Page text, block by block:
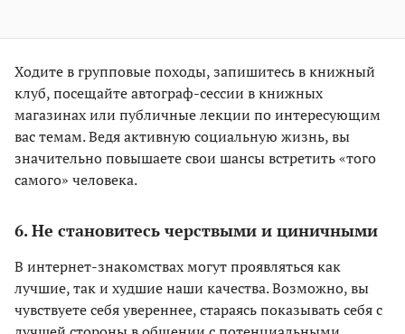
Ходите в групповые походы, запишитесь в книжный
клуб, посещайте автограф-сессии в книжных
магазинах или публичные лекции по интересующим
вас темам. Ведя активную социальную жизнь, вы
значительно повышаете свои шансы встретить «того
самого» человека.
6. Не становитесь черствыми и циничными
В интернет-знакомствах могут проявляться как
лучшие, так и худшие наши качества. Возможно, вы
чувствуете себя увереннее, стараясь показывать себя с